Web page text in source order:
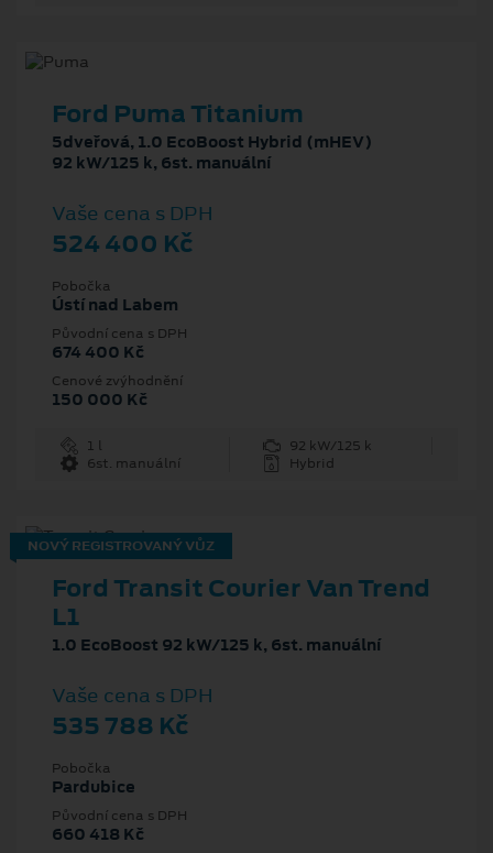
Ford Puma Titanium
5dveřová, 1.0 EcoBoost Hybrid (mHEV)
92 kW/125 k, 6st. manuální
Vaše cena s DPH
524 400 Kč
Pobočka
Ústí nad Labem
Původní cena s DPH
674 400 Kč
Cenové zvýhodnění
150 000 Kč
1 l
92 kW/125 k
6st. manuální
Hybrid
NOVÝ REGISTROVANÝ VŮZ
Ford Transit Courier Van Trend
L1
1.0 EcoBoost 92 kW/125 k, 6st. manuální
Vaše cena s DPH
535 788 Kč
Pobočka
Pardubice
Původní cena s DPH
660 418 Kč